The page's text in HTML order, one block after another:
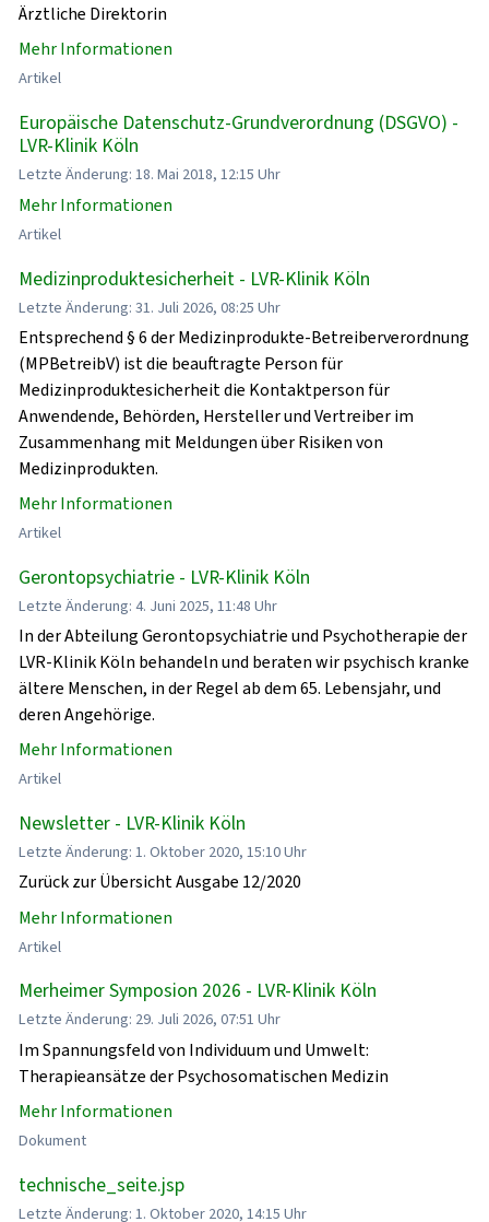
Ärztliche Direktorin
Mehr Informationen
Artikel
Europäische Datenschutz-Grundverordnung (DSGVO) -
LVR-Klinik Köln
Letzte Änderung: 18. Mai 2018, 12:15 Uhr
Mehr Informationen
Artikel
Medizinproduktesicherheit - LVR-Klinik Köln
Letzte Änderung: 31. Juli 2026, 08:25 Uhr
Entsprechend § 6 der Medizinprodukte-Betreiberverordnung
(MPBetreibV) ist die beauftragte Person für
Medizinproduktesicherheit die Kontaktperson für
Anwendende, Behörden, Hersteller und Vertreiber im
Zusammenhang mit Meldungen über Risiken von
Medizinprodukten.
Mehr Informationen
Artikel
Gerontopsychiatrie - LVR-Klinik Köln
Letzte Änderung: 4. Juni 2025, 11:48 Uhr
In der Abteilung Gerontopsychiatrie und Psychotherapie der
LVR-Klinik Köln behandeln und beraten wir psychisch kranke
ältere Menschen, in der Regel ab dem 65. Lebensjahr, und
deren Angehörige.
Mehr Informationen
Artikel
Newsletter - LVR-Klinik Köln
Letzte Änderung: 1. Oktober 2020, 15:10 Uhr
Zurück zur Übersicht Ausgabe 12/2020
Mehr Informationen
Artikel
Merheimer Symposion 2026 - LVR-Klinik Köln
Letzte Änderung: 29. Juli 2026, 07:51 Uhr
Im Spannungsfeld von Individuum und Umwelt:
Therapieansätze der Psychosomatischen Medizin
Mehr Informationen
Dokument
technische_seite.jsp
Letzte Änderung: 1. Oktober 2020, 14:15 Uhr